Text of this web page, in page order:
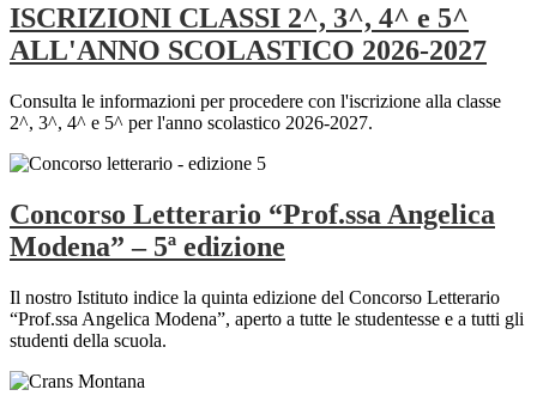
ISCRIZIONI CLASSI 2^, 3^, 4^ e 5^
ALL'ANNO SCOLASTICO 2026-2027
Consulta le informazioni per procedere con l'iscrizione alla classe
2^, 3^, 4^ e 5^ per l'anno scolastico 2026-2027.
Concorso Letterario “Prof.ssa Angelica
Modena” – 5ª edizione
Il nostro Istituto indice la quinta edizione del Concorso Letterario
“Prof.ssa Angelica Modena”, aperto a tutte le studentesse e a tutti gli
studenti della scuola.